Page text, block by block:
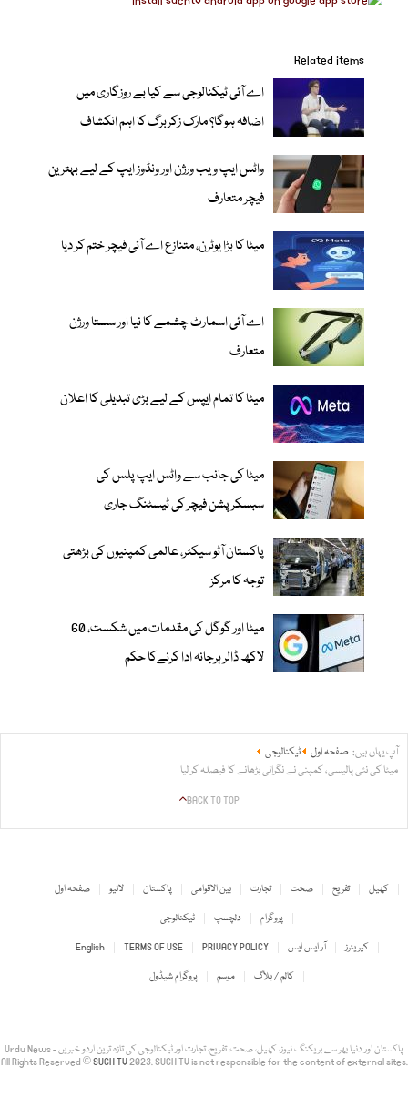
Related items
اے آئی ٹیکنالوجی سے کیا بے روزگاری میں
اضافہ ہوگا؟ مارک زکربرگ کا اہم انکشاف
واٹس ایپ ویب ورژن اور ونڈوز ایپ کے لیے بہترین
فیچر متعارف
میٹا کا بڑا یوٹرن، متنازع اے آئی فیچر ختم کر دیا
اے آئی اسمارٹ چشمے کا نیا اور سستا ورژن
متعارف
میٹا کا تمام ایپس کے لیے بڑی تبدیلی کا اعلان
میٹا کی جانب سے واٹس ایپ پلس کی
سبسکرپشن فیچر کی ٹیسٹنگ جاری
پاکستان آٹو سیکٹر، عالمی کمپنیوں کی بڑھتی
توجہ کا مرکز
میٹا اور گوگل کی مقدمات میں شکست، 60
لاکھ ڈالر ہرجانہ ادا کرنےکا حکم
آپ یہاں ہیں: صفحہ اول
ٹیکنالوجی
میٹا کی نئی پالیسی، کمپنی نے نگرانی بڑھانے کا فیصلہ کر لیا
BACK TO TOP
صفحہ اول لائیو پاکستان بین الاقوامی تجارت صحت تفریح
کھیل
ٹیکنالوجی
دلچسپ
پروگرام
English
TERMS OF USE PRIVACY POLICY آر ایس ایس
کیریئرز
پروگرام شیڈول
موسم کالم / بلاگ
Urdu News - پاکستان اور دنیا بھر سے بریکنگ نیوز، کھیل، صحت، تفریح، تجارت اور ٹیکنالوجی کی تازہ ترین اردو خبریں
All Rights Reserved ©SUCH TV2023. SUCH TV is not responsible for the content of external sites.